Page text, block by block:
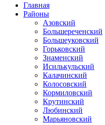
Главная
Районы
Азовский
Большереченский
Большеуковский
Горьковский
Знаменский
Исилькульский
Калачинский
Колосовский
Кормиловский
Крутинский
Любинский
Марьяновский